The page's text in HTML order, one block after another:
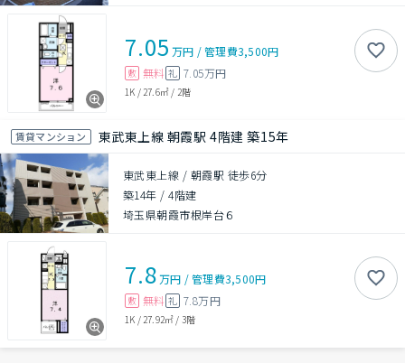
7.05 万円 /管理費3,500円
敷 無料 礼 7.05万円
1K / 27.6㎡ / 2階
賃貸マンション 東武東上線 朝霞駅 4階建 築15年
東武東上線 / 朝霞駅 徒歩6分
築14年 /4階建
埼玉県朝霞市根岸台６
7.8万円 /管理費3,500円
敷 無料 礼 7.8万円
1K / 27.92㎡ / 3階